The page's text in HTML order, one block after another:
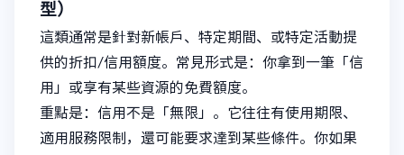
型）
這類通常是針對新帳戶、特定期間、或特定活動提
供的折扣/信用額度。常見形式是：你拿到一筆「信
用」或享有某些資源的免費額度。
重點是：信用不是「無限」。它往往有使用期限、
適用服務限制，還可能要求達到某些條件。你如果